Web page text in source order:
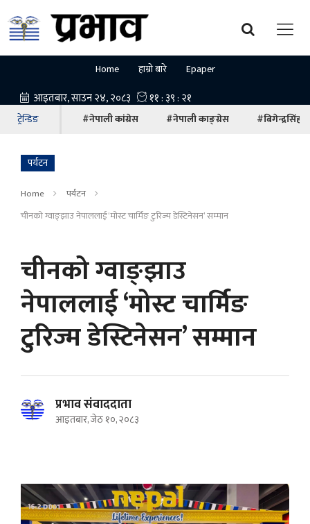
Home हाम्रो बारे Epaper
ट्रेन्डिङ #नेपाली कांग्रेस #नेपाली काङ्ग्रेस #बिगेन्द्रसिंह
पर्यटन
Home
पर्यटन
चीनको ग्वाङ्झाउ नेपाललाई ‘मोस्ट चार्मिङ टुरिज्म डेस्टिनेसन’ सम्मान
चीनको ग्वाङ्झाउ
नेपाललाई ‘मोस्ट चार्मिङ
टुरिज्म डेस्टिनेसन’ सम्मान
प्रभाव संवाददाता
आइतबार, जेठ १०, २०८३